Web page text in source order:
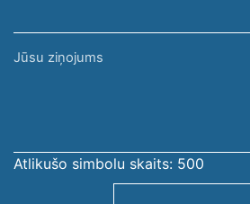
Jūsu
Atlikušo simbolu skaits: 500